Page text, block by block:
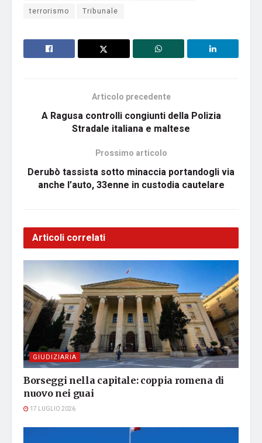
terrorismo
Tribunale
Articolo precedente
A Ragusa controlli congiunti della Polizia
Stradale italiana e maltese
Prossimo articolo
Derubò tassista sotto minaccia portandogli via
anche l’auto, 33enne in custodia cautelare
Articoli correlati
GIUDIZIARIA
Borseggi nella capitale: coppia romena di
nuovo nei guai
17 LUGLIO 2026